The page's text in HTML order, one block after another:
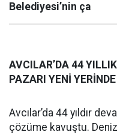
Belediyesi’nin ça
AVCILAR’DA 44
PAZARI YENİ
Avcılar’da 44 yıldır
çözüme kavuştu.